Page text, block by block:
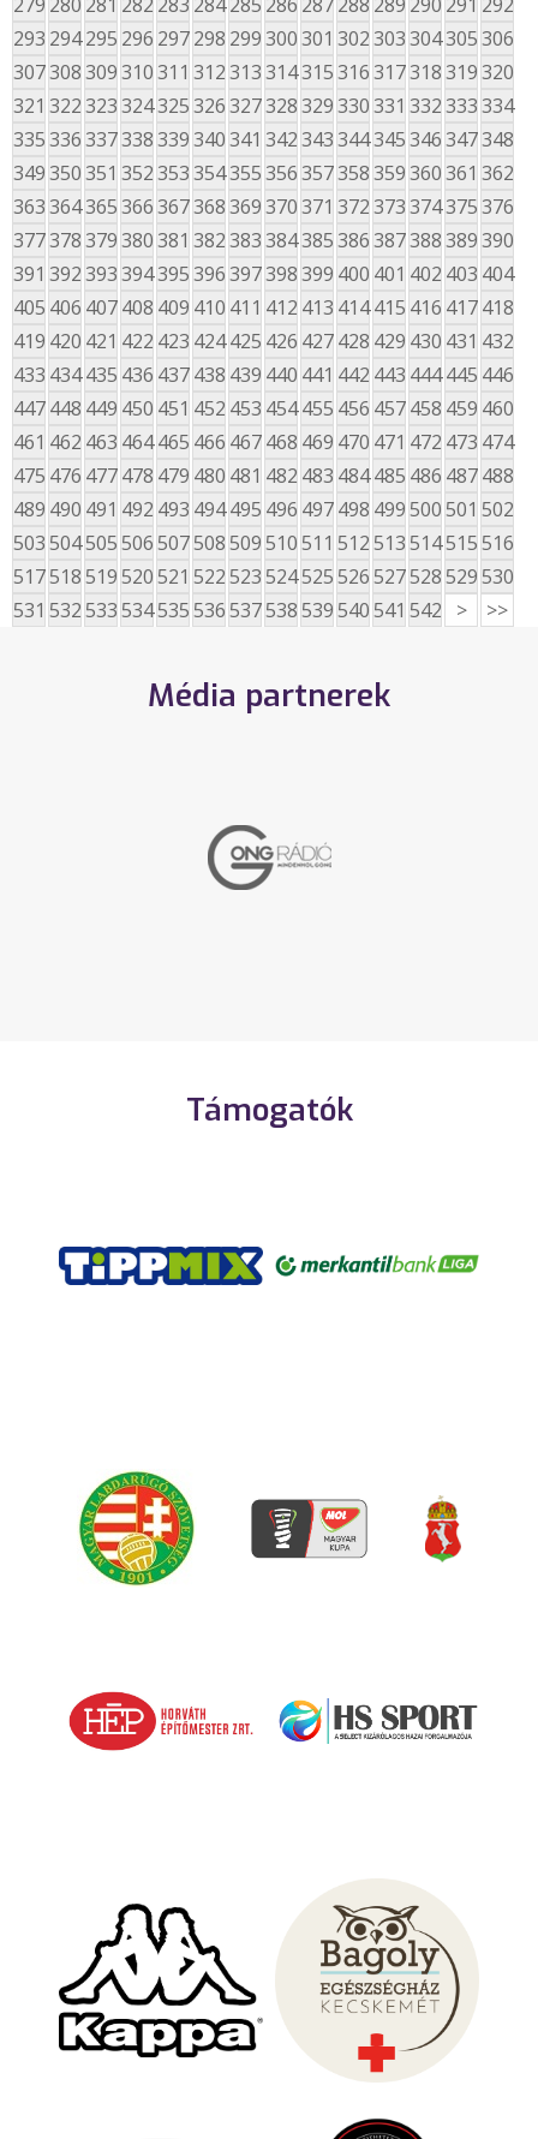
293 294295 296 297298 299300301 302303304305306
307308309310311 312313314315316317318319320
321 322323324325326327328329330331 332333334
335336337338339340341 342343344345346347348
349350351 352353354355356357358359360361 362
363364365366367368369370371 372373374375376
377378379380381 382383384385386387388389390
391 392393394395396397398399 400 401 402 403 404
405 406 407408 409 410 411 412 413 414415 416 417418
419 420 421 422 423 424425 426 427428 429 430 431 432
433 434435 436 437438 439 440 441 442 443 444445 446
447448 449 450 451 452 453 454455 456 457458 459 460
461 462 463 464465 466 467468 469 470 471 472 473 474
475 476 477478 479 480 481 482 483 484485 486 487488
489 490 491 492 493 494495 496 497498 499500501 502
503504505506507508509510511 512513514515516
517518519520521 522523524525526527528529530
531 532533534535536537538539540541 542 > >>
Média partnerek
Támogatók